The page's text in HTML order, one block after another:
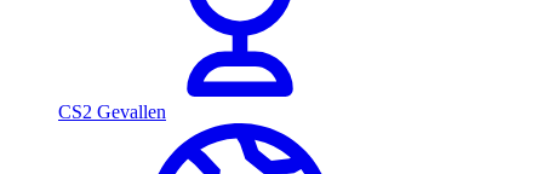
CS2 Gevallen